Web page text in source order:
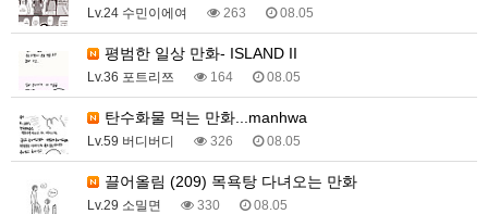
Lv.24 수민이에여 263 08.05
평범한 일상 만화- ISLAND II
Lv.36 포트리쯔 164 08.05
탄수화물 먹는 만화...manhwa
Lv.59 버디버디 326 08.05
끌어올림 (209) 목욕탕 다녀오는 만화
Lv.29 소밀면 330 08.05